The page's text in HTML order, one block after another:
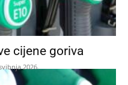
cijene goriva
2026.